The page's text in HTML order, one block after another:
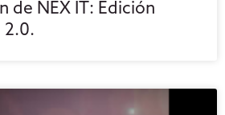
de NEX IT: Edición
2.0.